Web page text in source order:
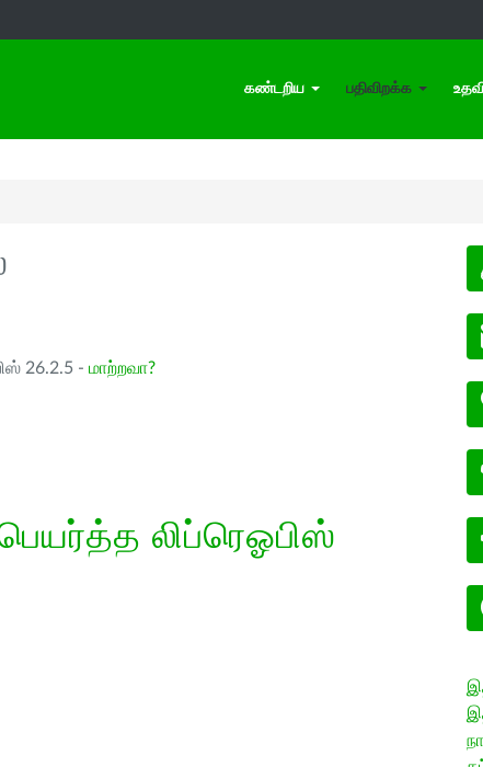
கண்டறிய பதிவிறக்க
26.2.5 - மாற்றவா?
லிப்ரெஓபிஸ்